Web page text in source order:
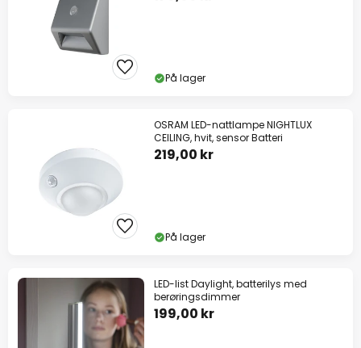
På lager
OSRAM LED-nattlampe NIGHTLUX
CEILING, hvit, sensor Batteri
219,00 kr
På lager
LED-list Daylight, batterilys med
berøringsdimmer
199,00 kr